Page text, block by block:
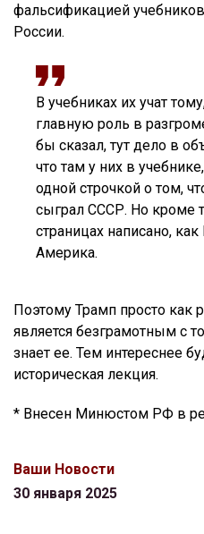
фальсификацией
России.
В учебниках их учат
главную роль в
бы сказал, тут дело в
что там у них в
одной строчкой о том,
сыграл СССР. Но кроме
страницах написано,
Америка.
Поэтому Трамп просто как
является безграмотным с
знает ее. Тем интереснее
историческая лекция.
* Внесен Минюстом РФ в
Ваши Новости
30 января 2025